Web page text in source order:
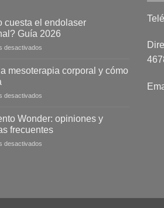
cuesta el endolaser
Guía 2026
desactivados
cuesta
2026
mesoterapia corporal y cómo
desactivados
mesoterapia
Wonder: opiniones y
frecuentes
desactivados